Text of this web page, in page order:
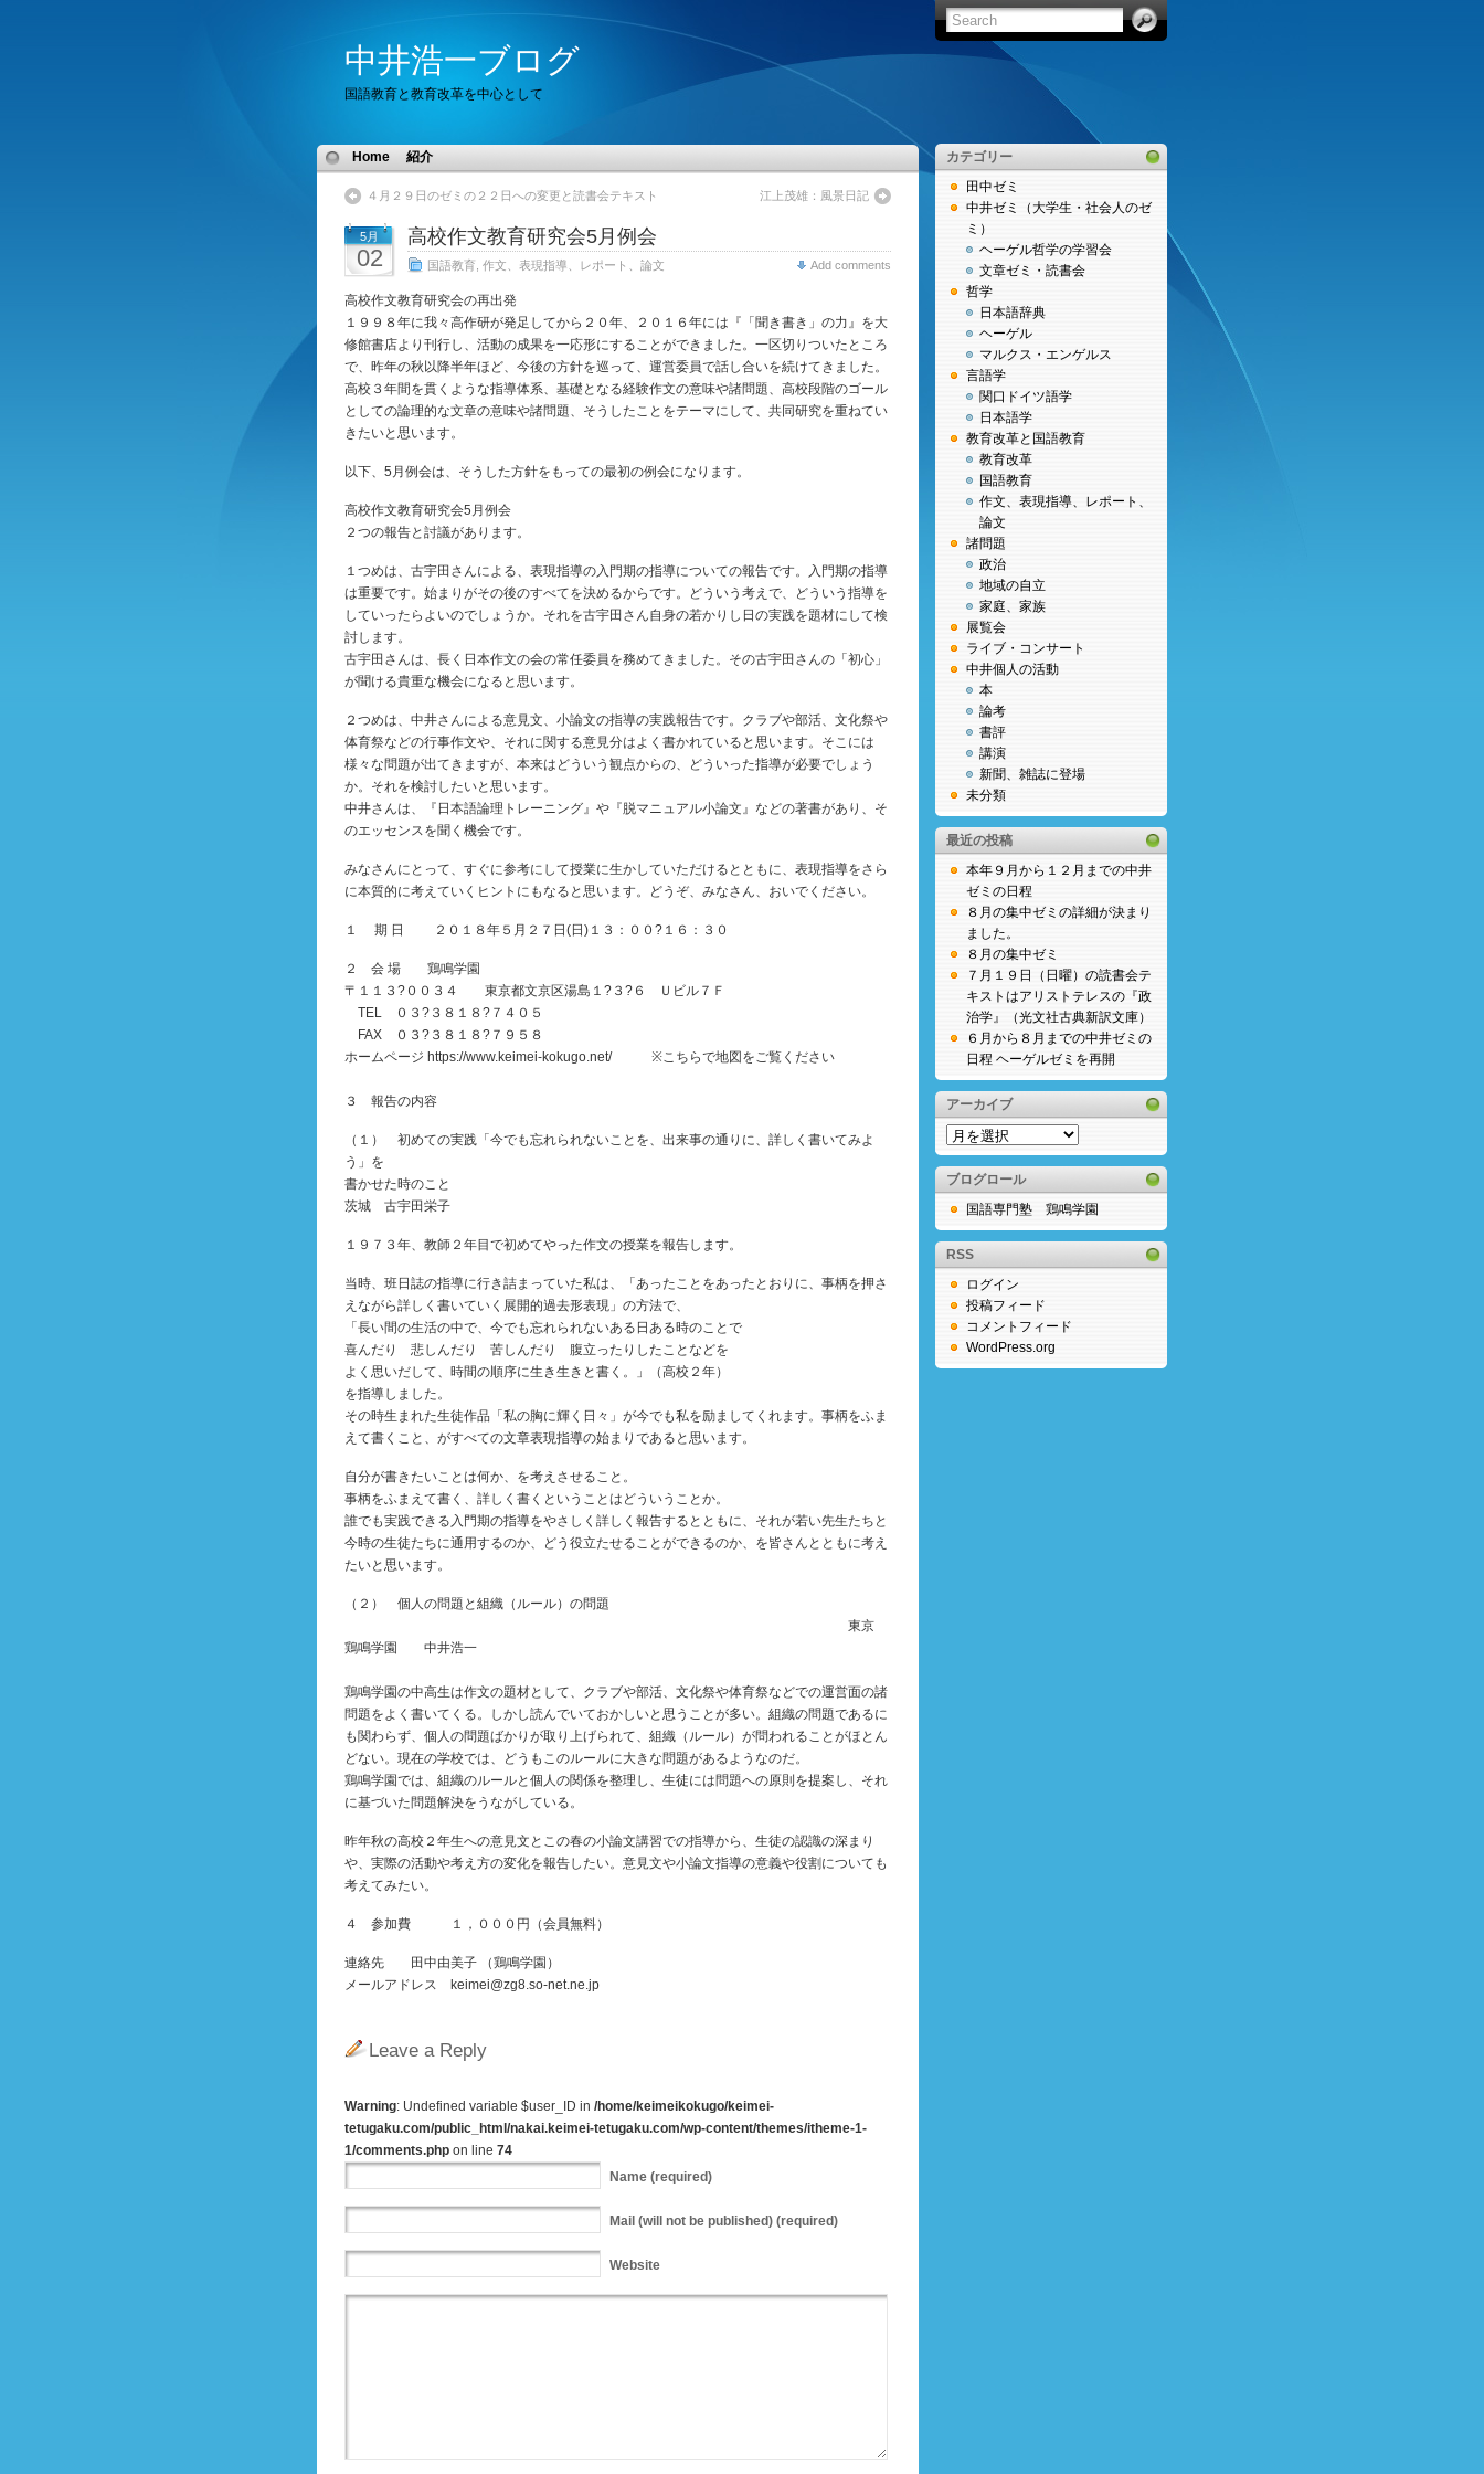
中井浩一ブログ
国語教育と教育改革を中心として
Home 紹介
４月２９日のゼミの２２日への変更と読書会テキスト 江上茂雄：風景日記
5月
02
高校作文教育研究会5月例会
国語教育 作文、表現指導、レポート、論文 Add comments
高校作文教育研究会の再出発
１９９８年に我々高作研が発足してから２０年、２０１６年には『「聞き書き」の力』を大
修館書店より刊行し、活動の成果を一応形にすることができました。一区切りついたところ
で、昨年の秋以降半年ほど、今後の方針を巡って、運営委員で話し合いを続けてきました。
高校３年間を貫くような指導体系、基礎となる経験作文の意味や諸問題、高校段階のゴール
としての論理的な文章の意味や諸問題、そうしたことをテーマにして、共同研究を重ねてい
きたいと思います。
以下、5月例会は、そうした方針をもっての最初の例会になります。
高校作文教育研究会5月例会
２つの報告と討議があります。
１つめは、古宇田さんによる、表現指導の入門期の指導についての報告です。入門期の指導
は重要です。始まりがその後のすべてを決めるからです。どういう考えで、どういう指導を
していったらよいのでしょうか。それを古宇田さん自身の若かりし日の実践を題材にして検
討します。
古宇田さんは、長く日本作文の会の常任委員を務めてきました。その古宇田さんの「初心」
が聞ける貴重な機会になると思います。
２つめは、中井さんによる意見文、小論文の指導の実践報告です。クラブや部活、文化祭や
体育祭などの行事作文や、それに関する意見分はよく書かれていると思います。そこには
様々な問題が出てきますが、本来はどういう観点からの、どういった指導が必要でしょう
か。それを検討したいと思います。
中井さんは、『日本語論理トレーニング』や『脱マニュアル小論文』などの著書があり、そ
のエッセンスを聞く機会です。
みなさんにとって、すぐに参考にして授業に生かしていただけるとともに、表現指導をさら
に本質的に考えていくヒントにもなると思います。どうぞ、みなさん、おいでください。
１ 期 日 ２０１８年５月２７日(日)１３：００?１６：３０
２ 会 場 鶏鳴学園
〒１１３?００３４ 東京都文京区湯島１?３?６ Ｕビル７Ｆ
TEL ０３?３８１８?７４０５
FAX ０３?３８１８?７９５８
ホームページ https://www.keimei-kokugo.net/ ※こちらで地図をご覧ください
３ 報告の内容
（１） 初めての実践「今でも忘れられないことを、出来事の通りに、詳しく書いてみよ
う」を
書かせた時のこと
茨城 古宇田栄子
１９７３年、教師２年目で初めてやった作文の授業を報告します。
当時、班日誌の指導に行き詰まっていた私は、「あったことをあったとおりに、事柄を押さ
えながら詳しく書いていく展開的過去形表現」の方法で、
「長い間の生活の中で、今でも忘れられないある日ある時のことで
喜んだり 悲しんだり 苦しんだり 腹立ったりしたことなどを
よく思いだして、時間の順序に生き生きと書く。」（高校２年）
を指導しました。
その時生まれた生徒作品「私の胸に輝く日々」が今でも私を励ましてくれます。事柄をふま
えて書くこと、がすべての文章表現指導の始まりであると思います。
自分が書きたいことは何か、を考えさせること。
事柄をふまえて書く、詳しく書くということはどういうことか。
誰でも実践できる入門期の指導をやさしく詳しく報告するとともに、それが若い先生たちと
今時の生徒たちに通用するのか、どう役立たせることができるのか、を皆さんとともに考え
たいと思います。
（２） 個人の問題と組織（ルール）の問題
東京
鶏鳴学園 中井浩一
鶏鳴学園の中高生は作文の題材として、クラブや部活、文化祭や体育祭などでの運営面の諸
問題をよく書いてくる。しかし読んでいておかしいと思うことが多い。組織の問題であるに
も関わらず、個人の問題ばかりが取り上げられて、組織（ルール）が問われることがほとん
どない。現在の学校では、どうもこのルールに大きな問題があるようなのだ。
鶏鳴学園では、組織のルールと個人の関係を整理し、生徒には問題への原則を提案し、それ
に基づいた問題解決をうながしている。
昨年秋の高校２年生への意見文とこの春の小論文講習での指導から、生徒の認識の深まり
や、実際の活動や考え方の変化を報告したい。意見文や小論文指導の意義や役割についても
考えてみたい。
４ 参加費 １，０００円（会員無料）
連絡先 田中由美子 （鶏鳴学園）
メールアドレス keimei@zg8.so-net.ne.jp
Leave a Reply
Warning: Undefined variable $user_ID in /home/keimeikokugo/keimei-
tetugaku.com/public_html/nakai.keimei-tetugaku.com/wp-content/themes/itheme-1-
1/comments.php on line 74
Name (required)
Mail (will not be published) (required)
Website
カテゴリー
田中ゼミ
中井ゼミ（大学生・社会人のゼ
ミ）
ヘーゲル哲学の学習会
文章ゼミ・読書会
哲学
日本語辞典
ヘーゲル
マルクス・エンゲルス
言語学
関口ドイツ語学
日本語学
教育改革と国語教育
教育改革
国語教育
作文、表現指導、レポート、
論文
諸問題
政治
地域の自立
家庭、家族
展覧会
ライブ・コンサート
中井個人の活動
本
論考
書評
講演
新聞、雑誌に登場
未分類
最近の投稿
本年９月から１２月までの中井
ゼミの日程
８月の集中ゼミの詳細が決まり
ました。
８月の集中ゼミ
７月１９日（日曜）の読書会テ
キストはアリストテレスの『政
治学』（光文社古典新訳文庫）
６月から８月までの中井ゼミの
日程 ヘーゲルゼミを再開
アーカイブ
ア
ー
カ
イ
ブ
ブログロール
国語専門塾 鶏鳴学園
RSS
ログイン
投稿フィード
コメントフィード
WordPress.org